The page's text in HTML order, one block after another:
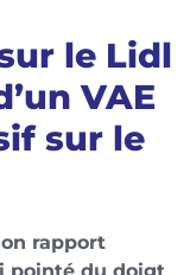
le Lidl
VAE
sur le
rapport